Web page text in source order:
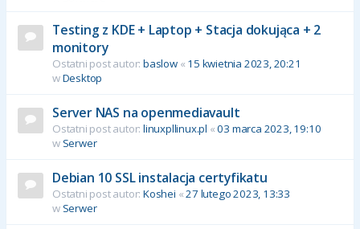
Testing z KDE + Laptop + Stacja dokująca + 2
monitory
Ostatni post autor: baslow« 15 kwietnia 2023, 20:21
wDesktop
Server NAS na openmediavault
Ostatni post autor: linuxpllinux.pl «03 marca 2023, 19:10
w Serwer
Debian 10 SSL instalacja certyfikatu
Ostatni post autor: Koshei «27 lutego 2023, 13:33
w Serwer